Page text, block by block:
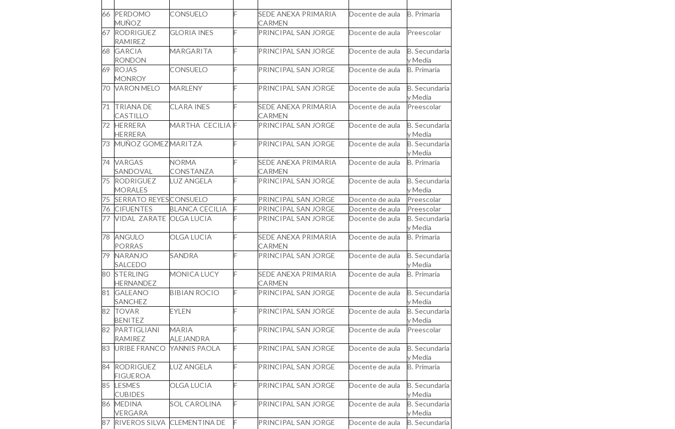
66 PERDOMO
MUÑOZ
CONSUELO F
SEDE ANEXA PRIMARIA
CARMEN
Docente de aula B. Primaria
67 RODRIGUEZ
RAMIREZ
GLORIA INES F PRINCIPAL SAN JORGE Docente de aula Preescolar
68
GARCIA
RONDON
MARGARITA F PRINCIPAL SAN JORGE Docente de aula
B. Secundaria
y Media
69
ROJAS
MONROY
CONSUELO F PRINCIPAL SAN JORGE Docente de aula B. Primaria
70 VARON MELO MARLENY F PRINCIPAL SAN JORGE Docente de aula
B. Secundaria
y Media
71
TRIANA DE
CASTILLO
CLARA INES F
SEDE ANEXA PRIMARIA
CARMEN
Docente de aula Preescolar
72
HERRERA
HERRERA
MARTHA CECILIA F PRINCIPAL SAN JORGE Docente de aula
B. Secundaria
y Media
73
MUÑOZ GOMEZMARITZA F PRINCIPAL SAN JORGE Docente de aula
B. Secundaria
y Media
74 VARGAS
SANDOVAL
NORMA
CONSTANZA
F
SEDE ANEXA PRIMARIA
CARMEN
Docente de aula B. Primaria
75
RODRIGUEZ
MORALES
LUZ ANGELA F PRINCIPAL SAN JORGE Docente de aula
B. Secundaria
y Media
75
SERRATO REYESCONSUELO F PRINCIPAL SAN JORGE Docente de aula
Preescolar
76 CIFUENTES BLANCA CECILIA F PRINCIPAL SAN JORGE Docente de aula
Preescolar
77 VIDAL ZARATE OLGA LUCIA F PRINCIPAL SAN JORGE Docente de aula
B. Secundaria
y Media
78
ANGULO
PORRAS
OLGA LUCIA F
SEDE ANEXA PRIMARIA
CARMEN
Docente de aula B. Primaria
79
NARANJO
SALCEDO
SANDRA F PRINCIPAL SAN JORGE Docente de aula
B. Secundaria
y Media
80 STERLING
HERNANDEZ
MONICA LUCY F
SEDE ANEXA PRIMARIA
CARMEN
Docente de aula B. Primaria
81
GALEANO
SANCHEZ
BIBIAN ROCIO F PRINCIPAL SAN JORGE Docente de aula
B. Secundaria
y Media
82
TOVAR
BENITEZ
EYLEN F PRINCIPAL SAN JORGE Docente de aula
B. Secundaria
y Media
82
PARTIGLIANI
RAMIREZ
MARIA
ALEJANDRA
F PRINCIPAL SAN JORGE Docente de aula Preescolar
83 URIBE FRANCO YANNIS PAOLA F PRINCIPAL SAN JORGE Docente de aula
B. Secundaria
y Media
84 RODRIGUEZ
FIGUEROA
LUZ ANGELA F PRINCIPAL SAN JORGE Docente de aula B. Primaria
85
LESMES
CUBIDES
OLGA LUCIA F PRINCIPAL SAN JORGE Docente de aula
B. Secundaria
y Media
86 MEDINA
VERGARA
SOL CAROLINA F PRINCIPAL SAN JORGE Docente de aula
B. Secundaria
y Media
87 RIVEROS SILVA CLEMENTINA DE
F PRINCIPAL SAN JORGE Docente de aula
B. Secundaria